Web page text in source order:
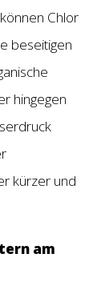
Chlor
beseitigen
hingegen
kürzer und
am